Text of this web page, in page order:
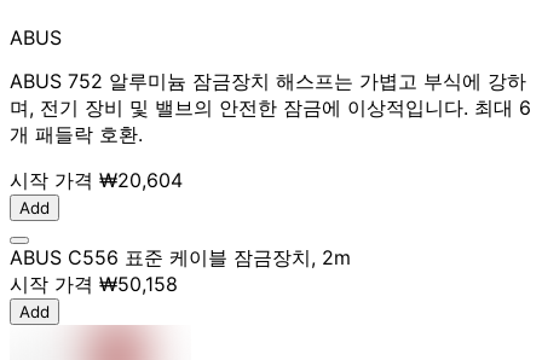
ABUS
ABUS 752 알루미늄 잠금장치 해스프는 가볍고 부식에 강하
며, 전기 장비 및 밸브의 안전한 잠금에 이상적입니다. 최대 6
개 패들락 호환.
시작 가격 ₩20,604
Add
ABUS C556 표준 케이블 잠금장치, 2m
시작 가격 ₩50,158
Add